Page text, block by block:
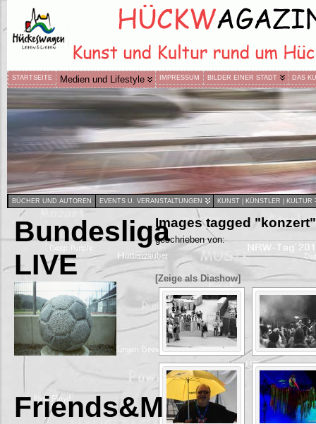
STARTSEITE Medien und Lifestyle IMPRESSUM BILDER EINER STADT DAS
BÜCHER UND AUTOREN EVENTS U. VERANSTALTUNGEN KUNST | KÜNSTLER | KULTUR
Bundesliga
LIVE
Friends&More
Images tagged "konzert"
geschrieben von:
[Zeige als Diashow]